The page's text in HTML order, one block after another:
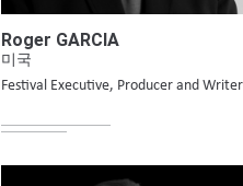
Roger GARCIA
미국
Festival Executive, Producer and Writer